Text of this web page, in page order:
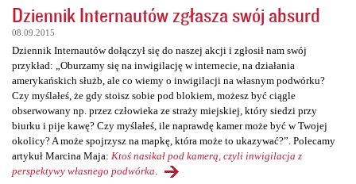
Dziennik Internautów zgłasza swój absurd
08.09.2015
Dziennik Internautów dołączył się do naszej akcji i zgłosił nam swój
przykład: „Oburzamy się na inwigilację w internecie, na działania
amerykańskich służb, ale co wiemy o inwigilacji na własnym podwórku?
Czy myślałeś, że gdy stoisz sobie pod blokiem, możesz być ciągle
obserwowany np. przez człowieka ze straży miejskiej, który siedzi przy
biurku i pije kawę? Czy myślałeś, ile naprawdę kamer może być w Twojej
okolicy? A może spojrzysz na mapkę, która może to ukazywać?”. Polecamy
artykuł Marcina Maja: Ktoś nasikał pod kamerą, czyli inwigilacja z
perspektywy własnego podwórka